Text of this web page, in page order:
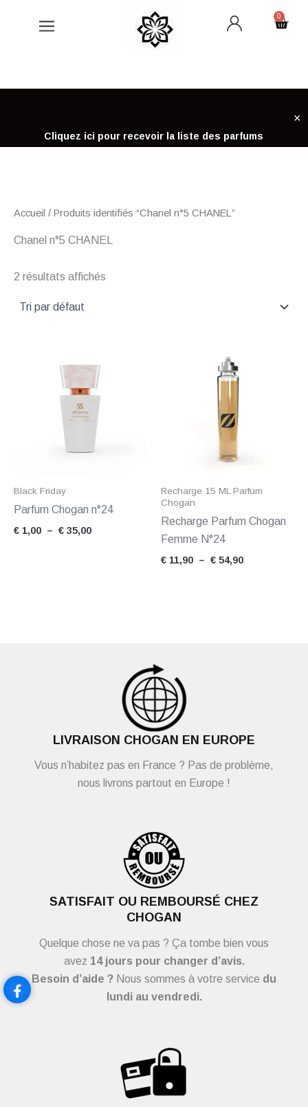
0
Cart
Cliquez ici pour recevoir la liste des parfums
×
Accueil / Produits identifiés “Chanel n°5 CHANEL”
Chanel n°5 CHANEL
2 résultats affichés
Black Friday
Parfum Chogan n°24
€ 1,00 – € 35,00
prix :
€ 1,00
à
€ 35,00
Recharge 15 ML Parfum
Chogan
Recharge Parfum Chogan
Femme N°24
€ 11,90 – € 54,90
LIVRAISON CHOGAN EN EUROPE
Vous n’habitez pas en France ? Pas de problème,
nous livrons partout en Europe !
SATISFAIT OU REMBOURSÉ CHEZ
CHOGAN
Quelque chose ne va pas ? Ça tombe bien vous
avez 14 jours pour changer d’avis.
Besoin d’aide ? Nous sommes à votre service du
lundi au vendredi.